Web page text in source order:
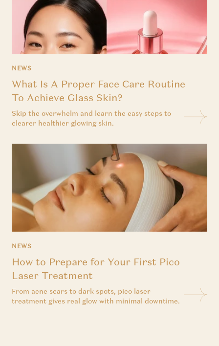
NEWS
What Is A Proper Face Care Routine
To Achieve Glass Skin?
Skip the overwhelm and learn the easy steps to
clearer healthier glowing skin.
NEWS
How to Prepare for Your First Pico
Laser Treatment
From acne scars to dark spots, pico laser
treatment gives real glow with minimal downtime.